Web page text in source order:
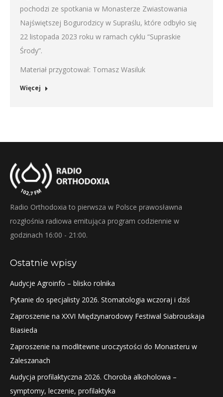
pochodzi ze spotkania w Monasterze Zwiastowania
Najświętszej Bogurodzicy w Supraślu, które odbyło się
22 listopada 2023 roku w ramach cyklu “Supraskie
Środy”.
Materiał przygotował: Tomasz Wasiluk
Więcej
Radio Orthodoxia to pierwsza w Polsce prawosławna
rozgłośnia radiowa emitująca program codziennie w
godzinach 16:00 - 21:00.
Ostatnie wpisy
Audycje Agroinfo – blisko rolnika
Pytanie do specjalisty 2026. Stomatologia wczoraj i dziś
Zaproszenie na XXVI Międzynarodowy Festiwal Siabrouskaja
Biasieda
Zaproszenie na modlitewne uroczystości do Monasteru w
Zaleszanach
Audycja profilaktyczna 2026. Choroba alkoholowa –
symptomy, leczenie, profilaktyka